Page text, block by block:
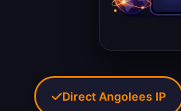
Direct Angolees IP